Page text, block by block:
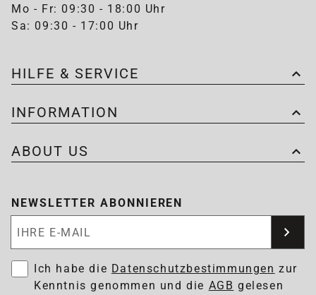
Mo - Fr: 09:30 - 18:00 Uhr
Sa: 09:30 - 17:00 Uhr
HILFE & SERVICE
INFORMATION
ABOUT US
NEWSLETTER ABONNIEREN
Ich habe die Datenschutzbestimmungen zur
Kenntnis genommen und die AGB gelesen